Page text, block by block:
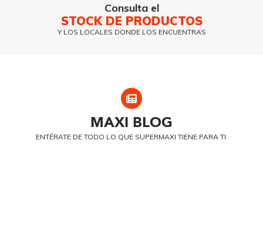
Consulta el
STOCK DE PRODUCTOS
Y LOS LOCALES DONDE LOS ENCUENTRAS
MAXI BLOG
ENTÉRATE DE TODO LO QUE SUPERMAXI TIENE PARA TI.